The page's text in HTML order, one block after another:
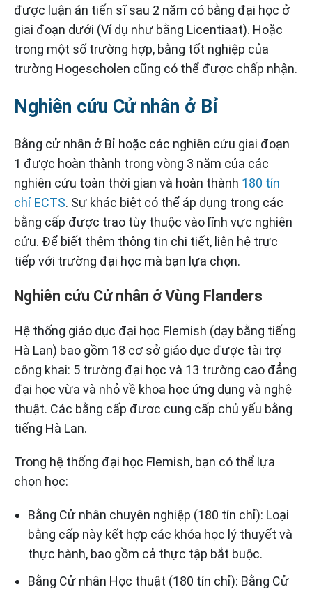
được luận án tiến sĩ sau 2 năm có bằng đại học ở
giai đoạn dưới (Ví dụ như bằng Licentiaat). Hoặc
trong một số trường hợp, bằng tốt nghiệp của
trường Hogescholen cũng có thể được chấp nhận.
Nghiên cứu Cử nhân ở Bỉ
Bằng cử nhân ở Bỉ hoặc các nghiên cứu giai đoạn
1 được hoàn thành trong vòng 3 năm của các
nghiên cứu toàn thời gian và hoàn thành 180 tín
chỉ ECTS. Sự khác biệt có thể áp dụng trong các
bằng cấp được trao tùy thuộc vào lĩnh vực nghiên
cứu. Để biết thêm thông tin chi tiết, liên hệ trực
tiếp với trường đại học mà bạn lựa chọn.
Nghiên cứu Cử nhân ở Vùng Flanders
Hệ thống giáo dục đại học Flemish (dạy bằng tiếng
Hà Lan) bao gồm 18 cơ sở giáo dục được tài trợ
công khai: 5 trường đại học và 13 trường cao đẳng
đại học vừa và nhỏ về khoa học ứng dụng và nghệ
thuật. Các bằng cấp được cung cấp chủ yếu bằng
tiếng Hà Lan.
Trong hệ thống đại học Flemish, bạn có thể lựa
chọn học:
Bằng Cử nhân chuyên nghiệp (180 tín chỉ): Loại
bằng cấp này kết hợp các khóa học lý thuyết và
thực hành, bao gồm cả thực tập bắt buộc.
Bằng Cử nhân Học thuật (180 tín chỉ): Bằng Cử